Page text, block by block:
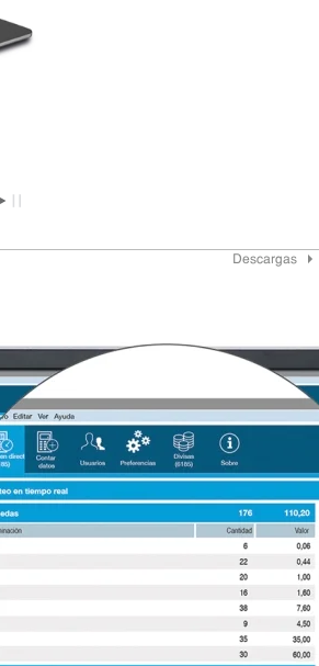
Descargas